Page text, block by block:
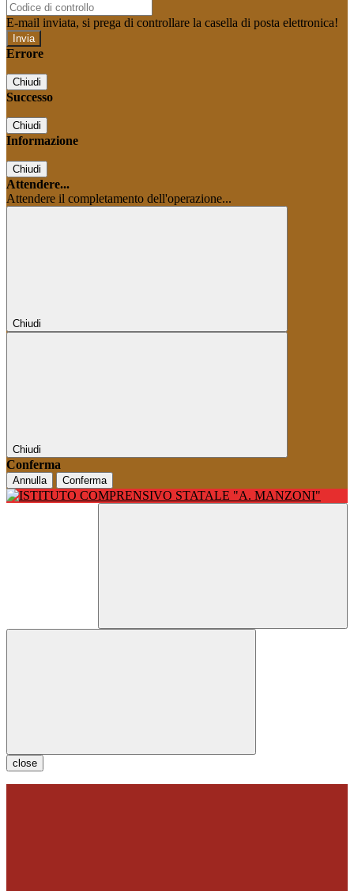
E-mail inviata, si prega di controllare la casella di posta elettronica!
Errore
Chiudi
Successo
Chiudi
Informazione
Chiudi
Attendere...
Attendere il completamento dell'operazione...
Chiudi
Chiudi
Conferma
Annulla Conferma
close